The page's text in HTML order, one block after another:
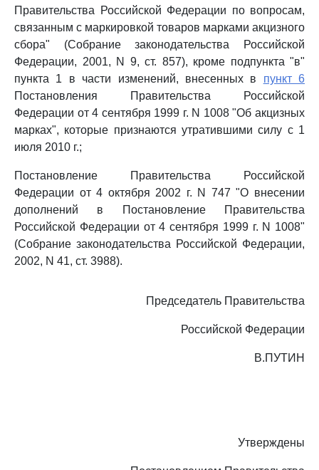
Правительства Российской Федерации по вопросам,
связанным с маркировкой товаров марками акцизного
сбора" (Собрание законодательства Российской
Федерации, 2001, N 9, ст. 857), кроме подпункта "в"
пункта 1 в части изменений, внесенных в пункт 6
Постановления Правительства Российской
Федерации от 4 сентября 1999 г. N 1008 "Об акцизных
марках", которые признаются утратившими силу с 1
июля 2010 г.;
Постановление Правительства Российской
Федерации от 4 октября 2002 г. N 747 "О внесении
дополнений в Постановление Правительства
Российской Федерации от 4 сентября 1999 г. N 1008"
(Собрание законодательства Российской Федерации,
2002, N 41, ст. 3988).
Председатель Правительства
Российской Федерации
В.ПУТИН
Утверждены